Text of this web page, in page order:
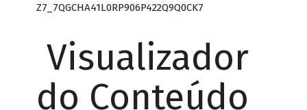
Z7_7QGCHA41L0RP906P422Q9Q0CK7
Visualizador
do Conteúdo